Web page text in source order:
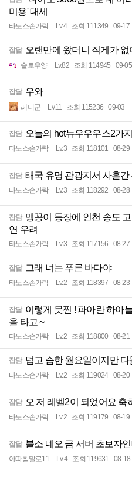
미용' 대세
타노스손가락 Lv.4 조회 111349 09-17
잡담 오랜만에 왔더니 직게가 없
슬로우양 Lv.82 조회 114945 09-05
잡담 우와
레니군 Lv.11 조회 115236 09-03
잡담 오늘의 hot뉴우우우스2가지
타노스손가락 Lv.3 조회 118101 08-29
잡담 태국 유명 관광지서 사흘
타노스손가락 Lv.3 조회 118292 08-28
잡담 맹꽁이 등장에 인천 송도
연 우려
타노스손가락 Lv.3 조회 117156 08-27
잡담 그래 너는 푸른 바다야
타노스손가락 Lv.2 조회 118397 08-23
잡담 이렇게 믓찐 ! 파아란 하아
을 타고 ~
타노스손가락 Lv.2 조회 118800 08-21
잡담 덥고 습한 월요일이지만
타노스손가락 Lv.2 조회 119024 08-20
잡담 오 저 레벨2이 되었어요 축
타노스손가락 Lv.2 조회 119179 08-19
잡담 블소 네오 금 서버 초보자
아따참말로11 Lv.4 조회 119631 08-18